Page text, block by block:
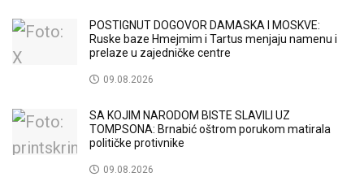
POSTIGNUT DOGOVOR DAMASKA I MOSKVE:
Ruske baze Hmejmim i Tartus menjaju namenu i
prelaze u zajedničke centre
09.08.2026
SA KOJIM NARODOM BISTE SLAVILI UZ
TOMPSONA: Brnabić oštrom porukom matirala
političke protivnike
09.08.2026